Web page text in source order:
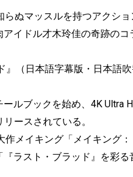
らぬマッスルを持つアクシ
イドル才木玲佳の奇跡のコ
』（日本語字幕版・日本語
ルブックを始め、4K Ultra
ースされている。
作メイキング「メイキング
ラスト・ブラッド』を彩